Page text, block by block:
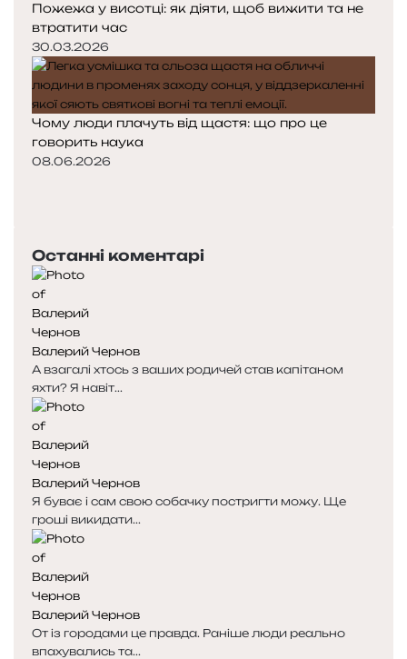
Пожежа у висотці: як діяти, щоб вижити та не
втратити час
30.03.2026
Чому люди плачуть від щастя: що про це
говорить наука
08.06.2026
р
е
д
н
я
с
т
о
р
і
н
к
а
т
у
п
н
а
с
т
о
р
і
н
к
а
Останні коментарі
Валерий Чернов
А взагалі хтось з ваших родичей став капітаном
яхти? Я навіт...
Валерий Чернов
Я буває і сам свою собачку постригти можу. Ще
гроші викидати...
Валерий Чернов
От із городами це правда. Раніше люди реально
впахувались та...